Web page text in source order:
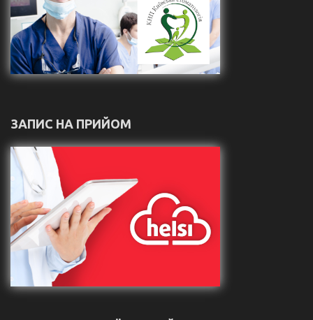
ЗАПИС НА ПРИЙОМ